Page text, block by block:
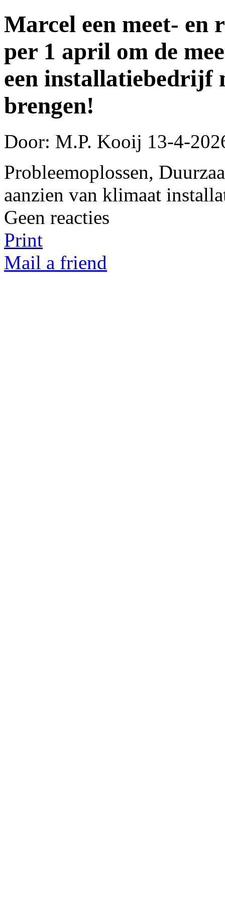
Marcel een meet- en
per 1 april om de
een installatiebedrijf
brengen!
Door: M.P. Kooij 13-4-
Probleemoplossen,
aanzien van klimaat
Geen reacties
Print
Mail a friend